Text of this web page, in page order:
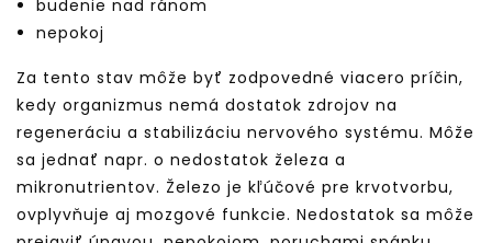
budenie nad ránom
nepokoj
Za tento stav môže byť zodpovedné viacero príčin,
kedy organizmus nemá dostatok zdrojov na
regeneráciu a stabilizáciu nervového systému. Môže
sa jednať napr. o nedostatok železa a
mikronutrientov. Železo je kľúčové pre krvotvorbu,
ovplyvňuje aj mozgové funkcie. Nedostatok sa môže